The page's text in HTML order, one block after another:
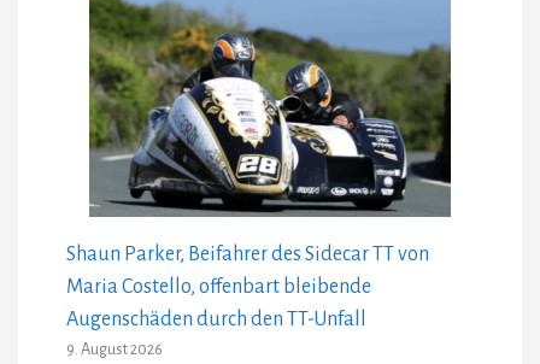
Shaun Parker, Beifahrer des Sidecar TT von
Maria Costello, offenbart bleibende
Augenschäden durch den TT-Unfall
9. August 2026